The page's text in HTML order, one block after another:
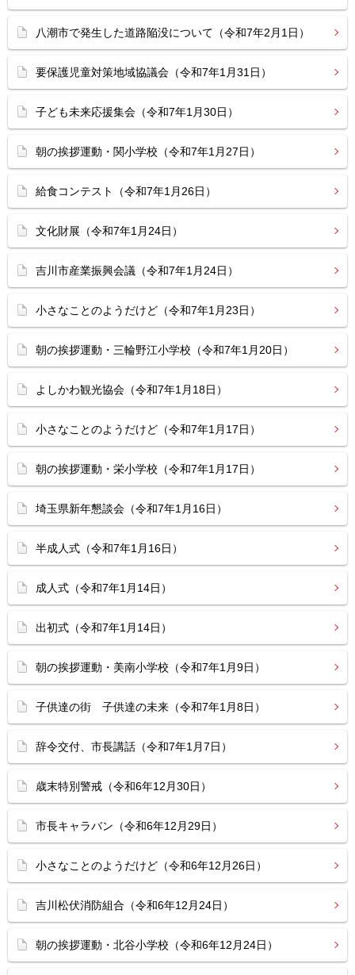
八潮市で発生した道路陥没について（令和7年2月1日）
要保護児童対策地域協議会（令和7年1月31日）
子ども未来応援集会（令和7年1月30日）
朝の挨拶運動・関小学校（令和7年1月27日）
給食コンテスト（令和7年1月26日）
文化財展（令和7年1月24日）
吉川市産業振興会議（令和7年1月24日）
小さなことのようだけど（令和7年1月23日）
朝の挨拶運動・三輪野江小学校（令和7年1月20日）
よしかわ観光協会（令和7年1月18日）
小さなことのようだけど（令和7年1月17日）
朝の挨拶運動・栄小学校（令和7年1月17日）
埼玉県新年懇談会（令和7年1月16日）
半成人式（令和7年1月16日）
成人式（令和7年1月14日）
出初式（令和7年1月14日）
朝の挨拶運動・美南小学校（令和7年1月9日）
子供達の街 子供達の未来（令和7年1月8日）
辞令交付、市長講話（令和7年1月7日）
歳末特別警戒（令和6年12月30日）
市長キャラバン（令和6年12月29日）
小さなことのようだけど（令和6年12月26日）
吉川松伏消防組合（令和6年12月24日）
朝の挨拶運動・北谷小学校（令和6年12月24日）